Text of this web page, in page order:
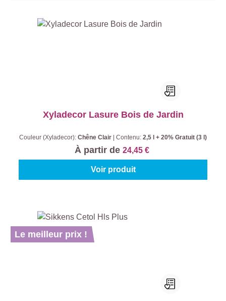
Xyladecor Lasure Bois de Jardin
Couleur (Xyladecor): Chêne Clair Contenu: 2,5 l + 20% Gratuit (3 l)
À partir de 24,45 €
Voir produit
Le meilleur prix !